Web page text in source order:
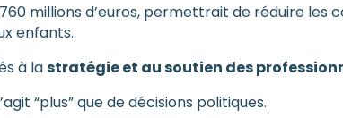
millions d’euros, permettrait de réduire les
enfants.
à lastratégie et au soutien des
“plus” que de décisions politiques.